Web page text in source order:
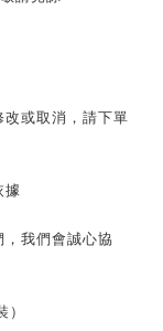
或取消，請下單
據
，我們會誠心協